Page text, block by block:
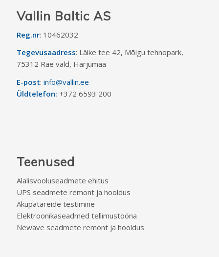
Vallin Baltic AS
Reg.nr: 10462032
Tegevusaadress: Läike tee 42, Mõigu tehnopark,
75312 Rae vald, Harjumaa
E-post: info@vallin.ee
Üldtelefon: +372 6593 200
Teenused
Alalisvooluseadmete ehitus
UPS seadmete remont ja hooldus
Akupatareide testimine
Elektroonikaseadmed tellimustööna
Newave seadmete remont ja hooldus